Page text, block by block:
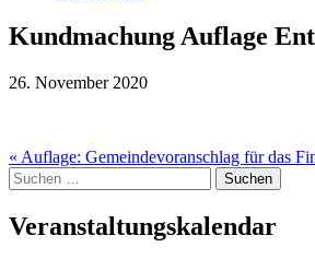
Kundmachung Auflage
26. November 2020
Beitragsnavigation
« Auflage: Gemeindevoranschlag für das
Suche
nach:
Veranstaltungskalendar